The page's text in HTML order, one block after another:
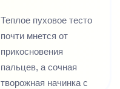
Теплое пуховое тесто
почти мнется от
прикосновения
пальцев, а сочная
творожная начинка с